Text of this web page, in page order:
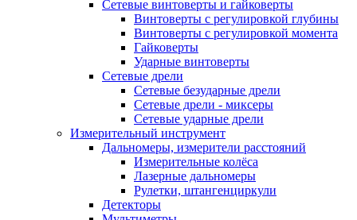
Сетевые винтоверты и гайковерты
Винтоверты с регулировкой глубины
Винтоверты с регулировкой момента
Гайковерты
Ударные винтоверты
Сетевые дрели
Сетевые безударные дрели
Сетевые дрели - миксеры
Сетевые ударные дрели
Измерительный инструмент
Дальномеры, измерители расстояний
Измерительные колёса
Лазерные дальномеры
Рулетки, штангенциркули
Детекторы